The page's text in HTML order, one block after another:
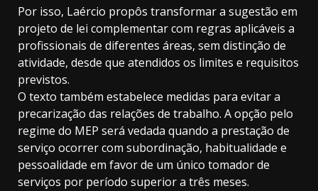
Por isso, Laércio propôs transformar a sugestão em
projeto de lei complementar com regras aplicáveis a
profissionais de diferentes áreas, sem distinção de
atividade, desde que atendidos os limites e requisitos
previstos.
O texto também estabelece medidas para evitar a
precarização das relações de trabalho. A opção pelo
regime do MEP será vedada quando a prestação de
serviço ocorrer com subordinação, habitualidade e
pessoalidade em favor de um único tomador de
serviços por período superior a três meses.